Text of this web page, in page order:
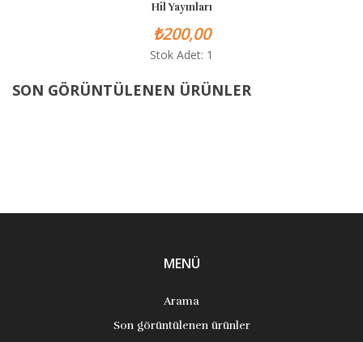
Hil Yayınları
₺200,00
Stok Adet: 1
SON GÖRÜNTÜLENEN ÜRÜNLER
MENÜ
Arama
Son görüntülenen ürünler